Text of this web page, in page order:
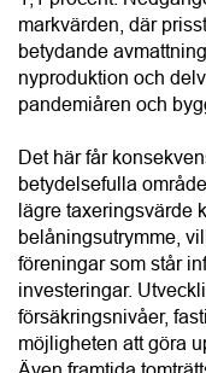
markvärden, där
betydande
nyproduktion och
pandemiåren och
Det här får
betydelsefulla
lägre taxeringsvärde
belåningsutrymme,
föreningar som står
investeringar.
försäkringsnivåer,
möjligheten att göra
Även framtida